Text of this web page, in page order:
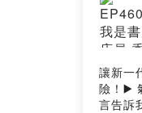
讓新一
險！▶️
言告訴